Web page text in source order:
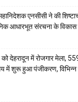
एनसीसी ने की
आधारभूत संरचना के विकास
देहरादून में रोजगार मेला,
में शुरू हुआ पंजीकरण, विभिन्न